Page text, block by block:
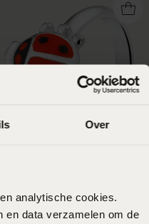
Over
analytische cookies.
en data verzamelen om de
kinderring